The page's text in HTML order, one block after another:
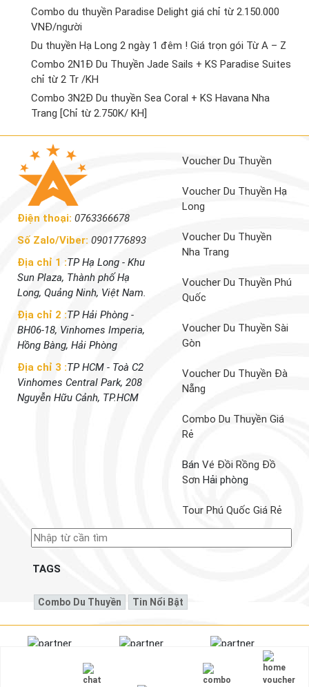
Combo du thuyền Paradise Delight giá chỉ từ 2.150.000
VNĐ/người
Du thuyền Hạ Long 2 ngày 1 đêm ! Giá trọn gói Từ A – Z
Combo 2N1Đ Du Thuyền Jade Sails + KS Paradise Suites
chỉ từ 2 Tr /KH
Combo 3N2Đ Du thuyền Sea Coral + KS Havana Nha
Trang [Chỉ từ 2.750K/ KH]
Điện thoại: 0763366678
Số Zalo/Viber: 0901776893
Địa chỉ 1 :TP Hạ Long - Khu
Sun Plaza, Thành phố Hạ
Long, Quảng Ninh, Việt Nam.
Địa chỉ 2 :TP Hải Phòng -
BH06-18, Vinhomes Imperia,
Hồng Bàng, Hải Phòng
Địa chỉ 3 :TP HCM - Toà C2
Vinhomes Central Park, 208
Nguyễn Hữu Cảnh, TP.HCM
Voucher Du Thuyền
Voucher Du Thuyền Hạ
Long
Voucher Du Thuyền
Nha Trang
Voucher Du Thuyền Phú
Quốc
Voucher Du Thuyền Sài
Gòn
Voucher Du Thuyền Đà
Nẵng
Combo Du Thuyền Giá
Rẻ
Bán Vé Đồi Rồng Đồ
Sơn Hải phòng
Tour Phú Quốc Giá Rẻ
TAGS
Combo Du Thuyền Tin Nổi Bật